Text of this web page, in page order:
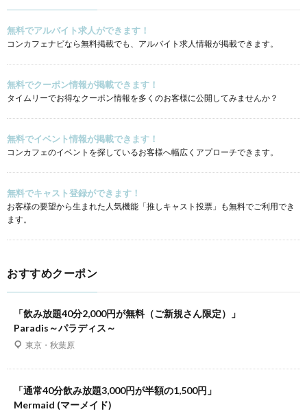
無料でアルバイト求人ができます！
コンカフェナビなら無料掲載でも、アルバイト求人情報が掲載できます。
無料でクーポン情報が掲載できます！
タイムリーでお得なクーポン情報を多くのお客様に公開してみませんか？
無料でイベント情報が掲載できます！
コンカフェのイベントを探しているお客様へ幅広くアプローチできます。
無料でキャスト登録ができます！
お客様の要望から生まれた人気機能「推しキャスト投票」も無料でご利用でき
ます。
おすすめクーポン
「飲み放題40分2,000円が無料（ご新規さん限定）」
Paradis～パラディス～
東京・秋葉原
「通常40分飲み放題3,000円が半額の1,500円」
Mermaid (マーメイド)